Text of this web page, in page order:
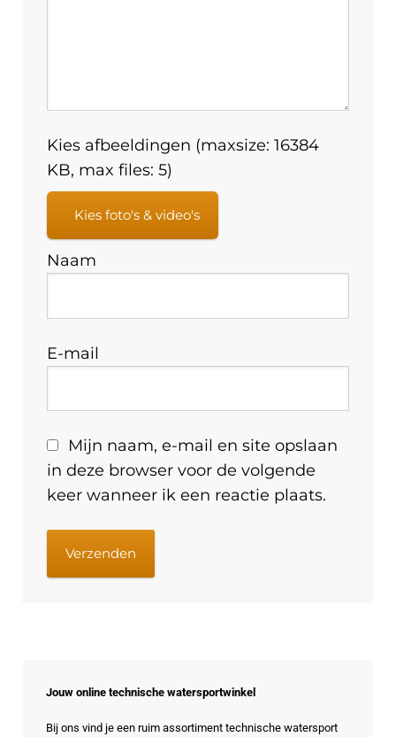
Kies afbeeldingen (maxsize: 16384
KB, max files: 5)
Kies foto's & video's
Naam
E-mail
Mijn naam, e-mail en site opslaan
in deze browser voor de volgende
keer wanneer ik een reactie plaats.
Jouw online technische watersportwinkel
Bij ons vind je een ruim assortiment technische watersport